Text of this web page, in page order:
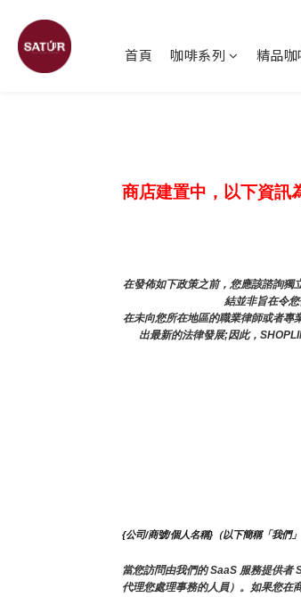
首頁 咖啡系列 精品咖
商店建置中，以下資訊
在發佈如下政策之前，您應該諮詢獨
結並非旨在令
在未向您所在地區的職業律師或者專
出最新的法律發展;因此，
{公司/商號/個人名稱}（以下簡稱「我們
當您訪問由我們的 SaaS 服務提供者
代理您處理事務的人員）。如果您在